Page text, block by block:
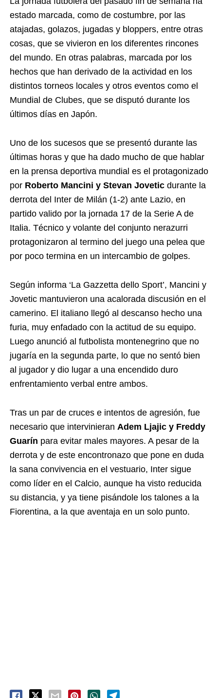
estado marcada, como de costumbre, por las
atajadas, golazos, jugadas y bloppers, entre otras
cosas, que se vivieron en los diferentes rincones
del mundo. En otras palabras, marcada por los
hechos que han derivado de la actividad en los
distintos torneos locales y otros eventos como el
Mundial de Clubes, que se disputó durante los
últimos días en Japón.
Uno de los sucesos que se presentó durante las
últimas horas y que ha dado mucho de que hablar
en la prensa deportiva mundial es el protagonizado
por Roberto Mancini y Stevan Jovetic durante la
derrota del Inter de Milán (1-2) ante Lazio, en
partido valido por la jornada 17 de la Serie A de
Italia. Técnico y volante del conjunto nerazurri
protagonizaron al termino del juego una pelea que
por poco termina en un intercambio de golpes.
Según informa ‘La Gazzetta dello Sport’, Mancini y
Jovetic mantuvieron una acalorada discusión en el
camerino. El italiano llegó al descanso hecho una
furia, muy enfadado con la actitud de su equipo.
Luego anunció al futbolista montenegrino que no
jugaría en la segunda parte, lo que no sentó bien
al jugador y dio lugar a una encendido duro
enfrentamiento verbal entre ambos.
Tras un par de cruces e intentos de agresión, fue
necesario que intervinieran Adem Ljajic y Freddy
Guarín para evitar males mayores. A pesar de la
derrota y de este encontronazo que pone en duda
la sana convivencia en el vestuario, Inter sigue
como líder en el Calcio, aunque ha visto reducida
su distancia, y ya tiene pisándole los talones a la
Fiorentina, a la que aventaja en un solo punto.